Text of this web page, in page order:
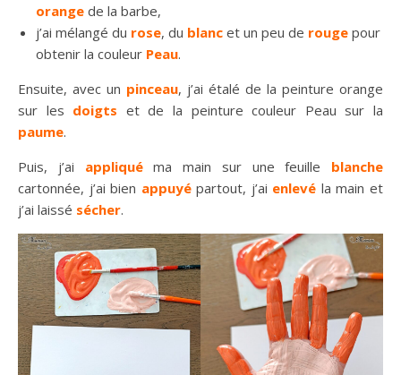
orange de la barbe,
j’ai mélangé du rose, du blanc et un peu de rouge pour
obtenir la couleur Peau.
Ensuite, avec un pinceau, j’ai étalé de la peinture orange
sur les doigts et de la peinture couleur Peau sur la
paume.
Puis, j’ai appliqué ma main sur une feuille blanche
cartonnée, j’ai bien appuyé partout, j’ai enlevé la main et
j’ai laissé sécher.